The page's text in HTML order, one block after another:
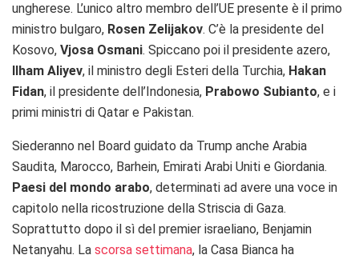
ungherese. L’unico altro membro dell’UE presente è il primo
ministro bulgaro, Rosen Zelijakov. C’è la presidente del
Kosovo, Vjosa Osmani. Spiccano poi il presidente azero,
Ilham Aliyev, il ministro degli Esteri della Turchia, Hakan
Fidan, il presidente dell’Indonesia, Prabowo Subianto, e i
primi ministri di Qatar e Pakistan.
Siederanno nel Board guidato da Trump anche Arabia
Saudita, Marocco, Barhein, Emirati Arabi Uniti e Giordania.
Paesi del mondo arabo, determinati ad avere una voce in
capitolo nella ricostruzione della Striscia di Gaza.
Soprattutto dopo il sì del premier israeliano, Benjamin
Netanyahu. La scorsa settimana, la Casa Bianca ha